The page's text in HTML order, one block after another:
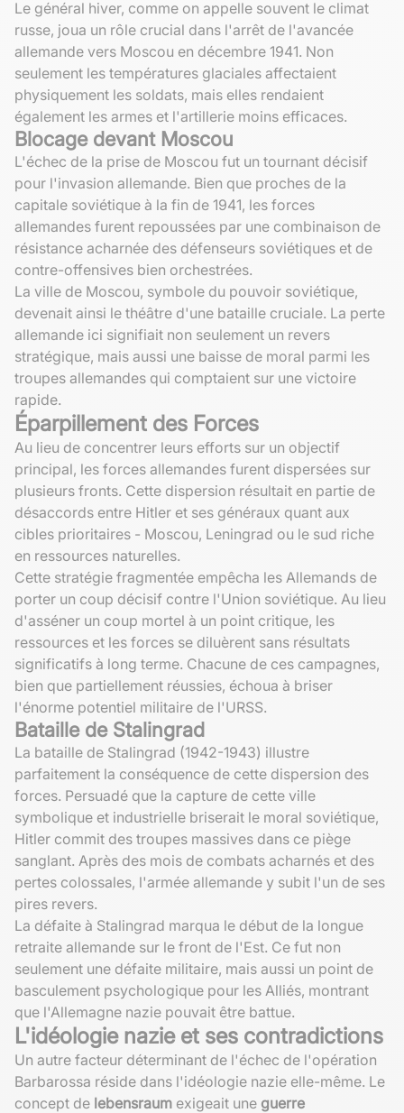
Le général hiver, comme on appelle souvent le climat
russe, joua un rôle crucial dans l'arrêt de l'avancée
allemande vers Moscou en décembre 1941. Non
seulement les températures glaciales affectaient
physiquement les soldats, mais elles rendaient
également les armes et l'artillerie moins efficaces.
Blocage devant Moscou
L'échec de la prise de Moscou fut un tournant décisif
pour l'invasion allemande. Bien que proches de la
capitale soviétique à la fin de 1941, les forces
allemandes furent repoussées par une combinaison de
résistance acharnée des défenseurs soviétiques et de
contre-offensives bien orchestrées.
La ville de Moscou, symbole du pouvoir soviétique,
devenait ainsi le théâtre d'une bataille cruciale. La perte
allemande ici signifiait non seulement un revers
stratégique, mais aussi une baisse de moral parmi les
troupes allemandes qui comptaient sur une victoire
rapide.
Éparpillement des Forces
Au lieu de concentrer leurs efforts sur un objectif
principal, les forces allemandes furent dispersées sur
plusieurs fronts. Cette dispersion résultait en partie de
désaccords entre Hitler et ses généraux quant aux
cibles prioritaires - Moscou, Leningrad ou le sud riche
en ressources naturelles.
Cette stratégie fragmentée empêcha les Allemands de
porter un coup décisif contre l'Union soviétique. Au lieu
d'asséner un coup mortel à un point critique, les
ressources et les forces se diluèrent sans résultats
significatifs à long terme. Chacune de ces campagnes,
bien que partiellement réussies, échoua à briser
l'énorme potentiel militaire de l'URSS.
Bataille de Stalingrad
La bataille de Stalingrad (1942-1943) illustre
parfaitement la conséquence de cette dispersion des
forces. Persuadé que la capture de cette ville
symbolique et industrielle briserait le moral soviétique,
Hitler commit des troupes massives dans ce piège
sanglant. Après des mois de combats acharnés et des
pertes colossales, l'armée allemande y subit l'un de ses
pires revers.
La défaite à Stalingrad marqua le début de la longue
retraite allemande sur le front de l'Est. Ce fut non
seulement une défaite militaire, mais aussi un point de
basculement psychologique pour les Alliés, montrant
que l'Allemagne nazie pouvait être battue.
L'idéologie nazie et ses contradictions
Un autre facteur déterminant de l'échec de l'opération
Barbarossa réside dans l'idéologie nazie elle-même. Le
concept de lebensraum exigeait une guerre